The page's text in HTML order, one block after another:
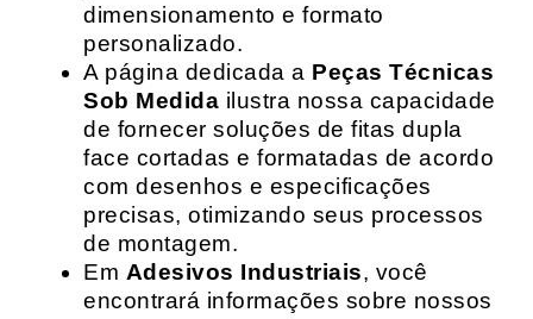
dimensionamento e formato
personalizado.
A página dedicada a Peças Técnicas
Sob Medida ilustra nossa capacidade
de fornecer soluções de fitas dupla
face cortadas e formatadas de acordo
com desenhos e especificações
precisas, otimizando seus processos
de montagem.
Em Adesivos Industriais, você
encontrará informações sobre nossos